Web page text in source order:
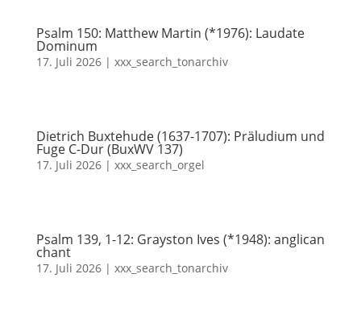
Psalm 150: Matthew Martin (*1976): Laudate
Dominum
17. Juli 2026| xxx_search_tonarchiv
Dietrich Buxtehude (1637-1707): Präludium und
Fuge C-Dur (BuxWV 137)
17. Juli 2026| xxx_search_orgel
Psalm 139, 1-12: Grayston Ives (*1948): anglican
chant
17. Juli 2026| xxx_search_tonarchiv